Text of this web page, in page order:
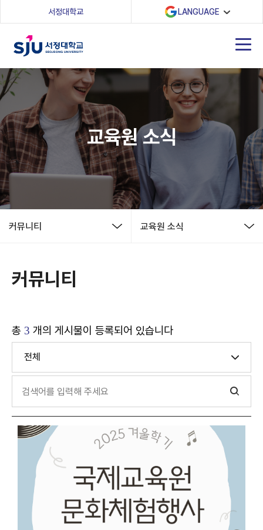
서정대학교 LANGUAGE
교육원 소식
커뮤니티 교육원 소식
커뮤니티
총 3 개의 게시물이 등록되어 있습니다
전체